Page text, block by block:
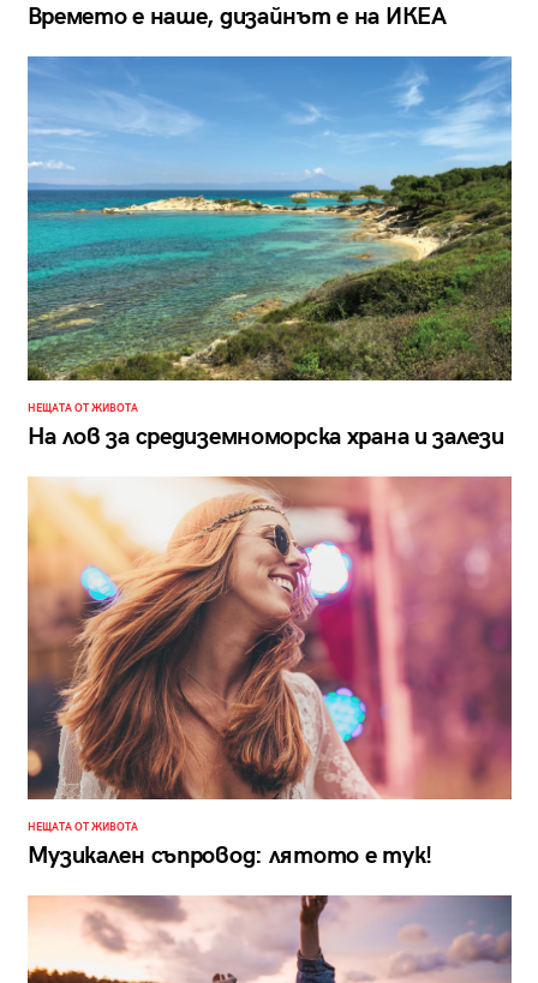
Времето е наше, дизайнът е на ИКЕА
НЕЩАТА ОТ ЖИВОТА
На лов за средиземноморска храна и залези
НЕЩАТА ОТ ЖИВОТА
Музикален съпровод: лятото е тук!